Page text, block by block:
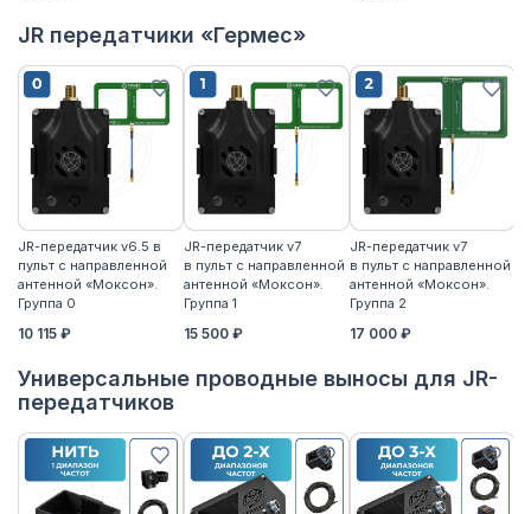
JR передатчики «Гермес»
JR-передатчик v6.5 в
пульт с направленной
антенной «Моксон».
Группа 0
10 115 ₽
JR-передатчик v7
в пульт с направленной
антенной «Моксон».
Группа 1
15 500 ₽
JR-передатчик v7
в пульт с направленной
антенной «Моксон».
Группа 2
17 000 ₽
Универсальные проводные выносы для JR-
передатчиков